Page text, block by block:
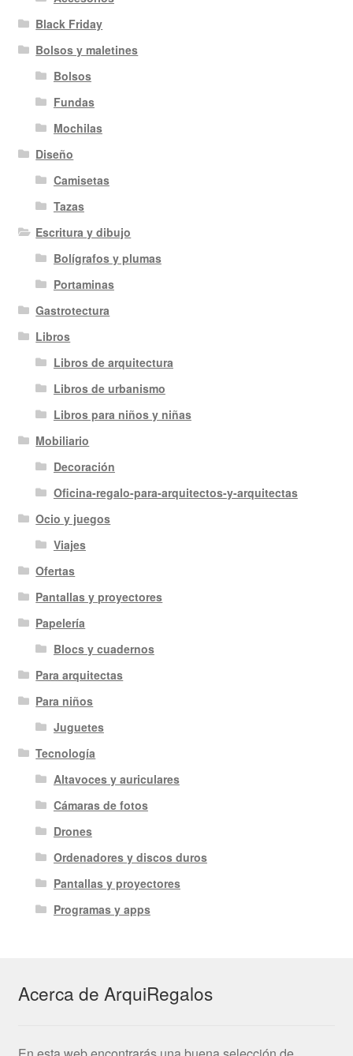
Black Friday
Bolsos y maletines
Bolsos
Fundas
Mochilas
Diseño
Camisetas
Tazas
Escritura y dibujo
Bolígrafos y plumas
Portaminas
Gastrotectura
Libros
Libros de arquitectura
Libros de urbanismo
Libros para niños y niñas
Mobiliario
Decoración
Oficina-regalo-para-arquitectos-y-arquitectas
Ocio y juegos
Viajes
Ofertas
Pantallas y proyectores
Papelería
Blocs y cuadernos
Para arquitectas
Para niños
Juguetes
Tecnología
Altavoces y auriculares
Cámaras de fotos
Drones
Ordenadores y discos duros
Pantallas y proyectores
Programas y apps
Acerca de ArquiRegalos